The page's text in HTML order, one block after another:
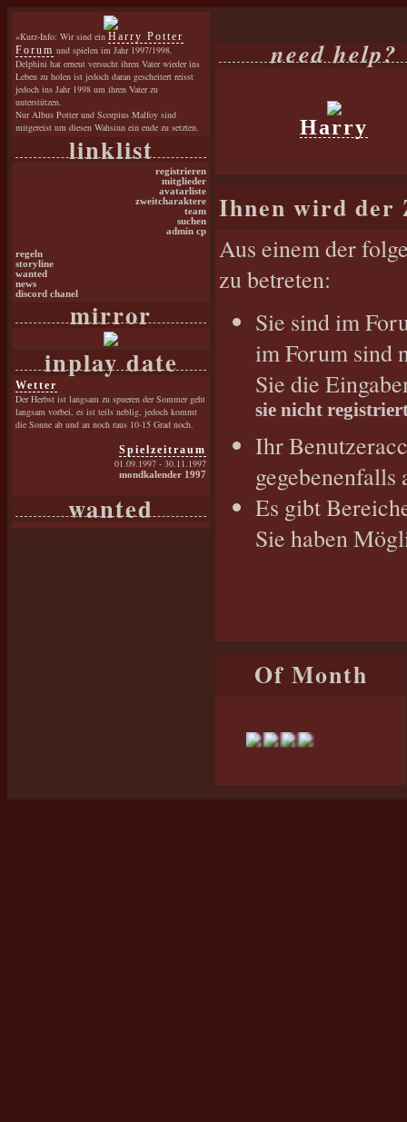
»Kurz-Info: Wir sind ein Harry Potter
Forum und spielen im Jahr 1997/1998.
Delphini hat erneut versucht ihren Vater wieder ins
Leben zu holen ist jedoch daran gescheitert reisst
jedoch ins Jahr 1998 um ihren Vater zu
unterstützen.
Nur Albus Potter und Scorpius Malfoy sind
mitgereist um diesen Wahsinn ein ende zu setzten.
linklist
registrieren
mitglieder
avatarliste
zweitcharaktere
team
suchen
admin cp
regeln
storyline
wanted
news
discord chanel
mirror
inplay date
Wetter
Der Herbst ist langsam zu spueren der Sommer geht
langsam vorbei, es ist teils neblig, jedoch kommt
die Sonne ab und an noch raus 10-15 Grad noch.
Spielzeitraum
01.09.1997 - 30.11.1997
mondkalender 1997
wanted
need help?
Harry
Ihnen wird der
Aus einem der
zu betreten:
Sie sind im
im Forum sind
Sie die
sie nicht
Ihr
Es gibt
Sie haben
Of Month